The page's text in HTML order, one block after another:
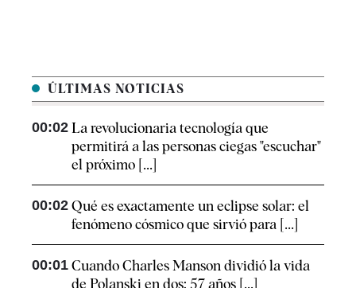
ÚLTIMAS NOTICIAS
00:02 La revolucionaria tecnología que
permitirá a las personas ciegas "escuchar"
el próximo [...]
00:02 Qué es exactamente un eclipse solar: el
fenómeno cósmico que sirvió para [...]
00:01 Cuando Charles Manson dividió la vida
de Polanski en dos: 57 años [...]